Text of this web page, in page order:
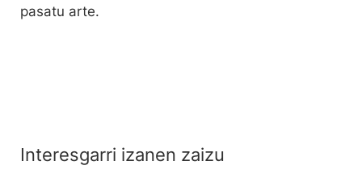
pasatu arte.
Interesgarri izanen zaizu